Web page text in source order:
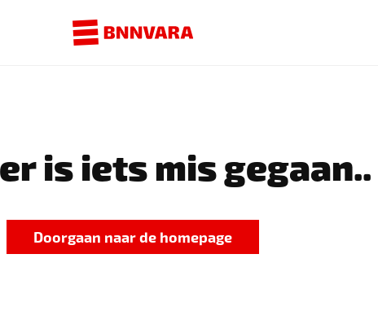
is iets mis gegaan..
Doorgaan naar de homepage